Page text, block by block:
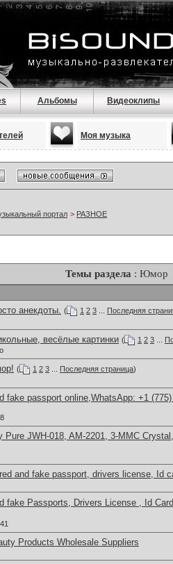
Альбомы Видеоклипы
Моя музыка
портал > РАЗНОЕ
Темы раздела : Юмор
анекдоты. ( 1 2 3
Последняя
весёлые картинки ( 1 2 3
( 1 2 3 Последняя страница)
fake passport online,WhatsApp: +1
Pure JWH-018, AM-2201, 3-MMC
and fake passport, drivers license, Id
fake Passports, Drivers License , Id
Products Wholesale Suppliers